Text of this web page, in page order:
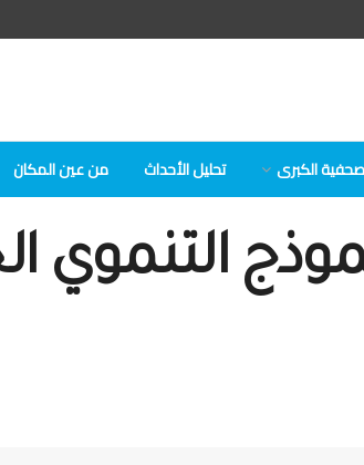
الكبرى تحلیل الأحداث من عين المكان
التنموي